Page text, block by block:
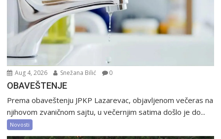
Aug 4, 2026 Snežana Bilić 0
OBAVEŠTENJE
Prema obaveštenju JPKP Lazarevac, objavljenom večeras na
njihovom zvaničnom sajtu, u večernjim satima došlo je do...
Novosti